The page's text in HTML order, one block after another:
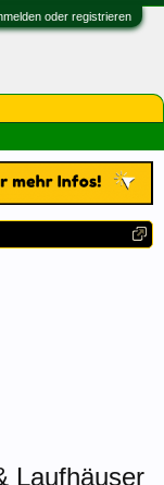
oder registrieren
Laufhäuser